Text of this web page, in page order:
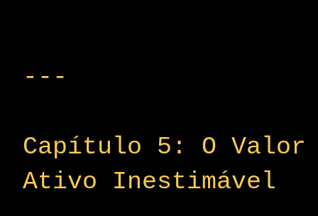
---
Capítulo 5: O Valor
Ativo Inestimável